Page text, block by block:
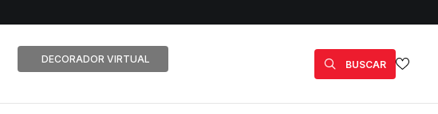
DECORADOR VIRTUAL BUSCAR